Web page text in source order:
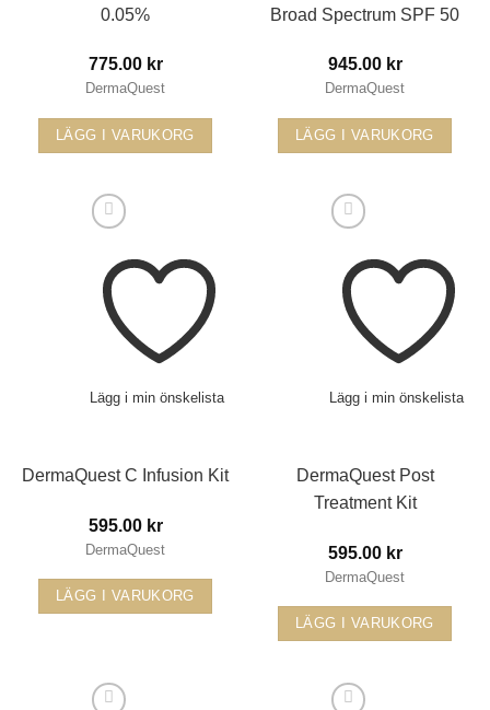
0.05%
775.00 kr
DermaQuest
LÄGG I VARUKORG
Broad Spectrum SPF 50
945.00 kr
DermaQuest
LÄGG I VARUKORG
Lägg i min önskelista
DermaQuest C Infusion Kit
595.00 kr
DermaQuest
LÄGG I VARUKORG
Lägg i min önskelista
DermaQuest Post
Treatment Kit
595.00 kr
DermaQuest
LÄGG I VARUKORG